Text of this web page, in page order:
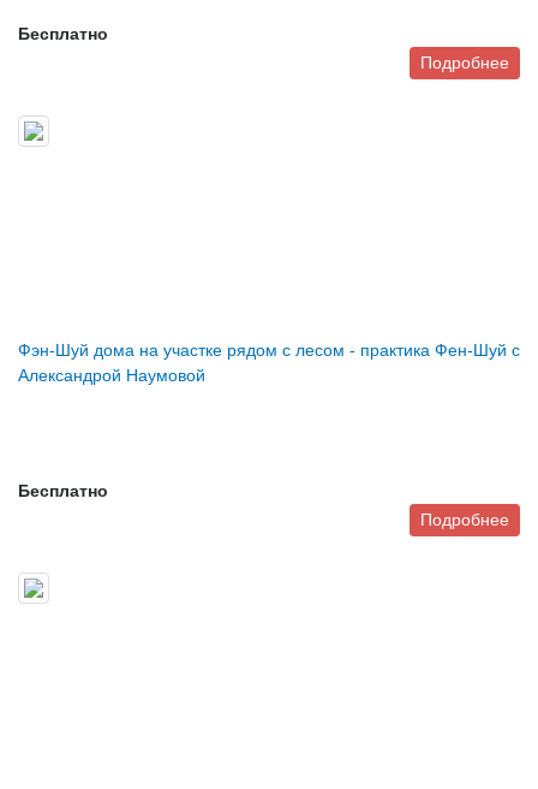
Бесплатно
Подробнее
Фэн-Шуй дома на участке рядом с лесом - практика Фен-Шуй с
Александрой Наумовой
Бесплатно
Подробнее